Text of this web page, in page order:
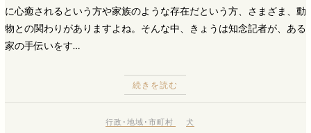
に心癒されるという方や家族のような存在だという方、さまざま、動
物との関わりがありますよね。そんな中、きょうは知念記者が、ある
家の手伝いをす…
続きを読む
行政･地域･市町村 犬